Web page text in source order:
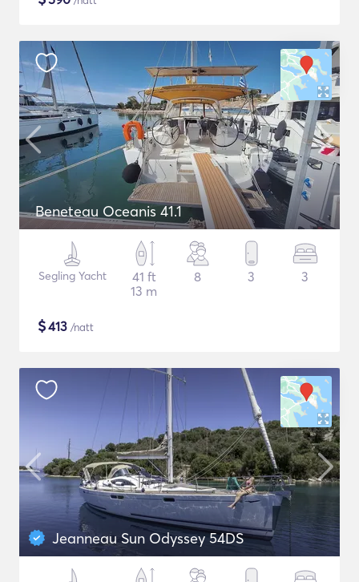
Beneteau Oceanis 41.1
Segling Yacht
41 ft
13 m
8 3 3
$413 /natt
Jeanneau Sun Odyssey 54DS